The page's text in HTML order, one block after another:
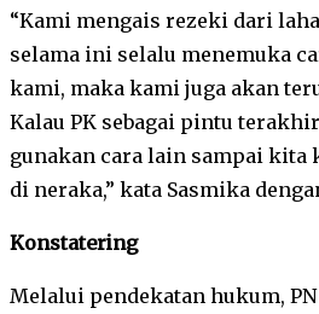
“Kami mengais rezeki dari
selama ini selalu menemuka
kami, maka kami juga akan
Kalau PK sebagai pintu
gunakan cara lain sampai kita
di neraka,” kata Sasmika
Konstatering
Melalui pendekatan hukum,